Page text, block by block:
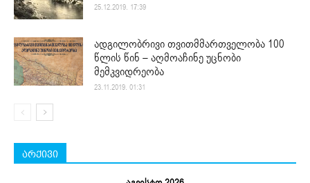
25.12.2019. 17:39
ადგილობრივი თვითმმართველობა 100
წლის წინ – აღმოაჩინე უცნობი
მემკვიდრეობა
23.11.2019. 01:31
არქივი